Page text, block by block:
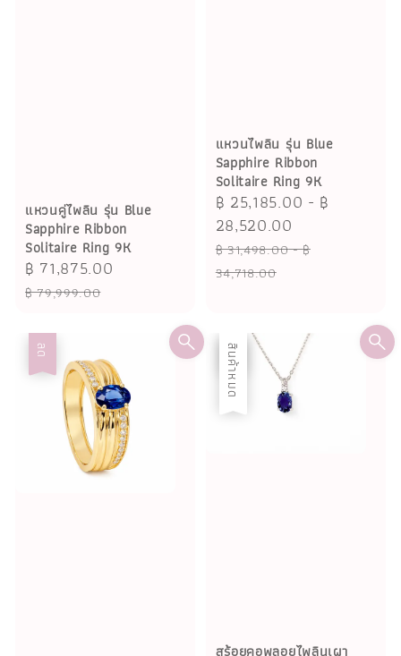
แหวนคู่ไพลิน รุ่น Blue
Sapphire Ribbon
Solitaire Ring 9K
Sale
price
฿ 71,875.00
฿ 79,999.00
แหวนไพลิน รุ่น Blue
Sapphire Ribbon
Solitaire Ring 9K
Sale
price
฿ 25,185.00 - ฿
28,520.00
Regular
price
฿ 31,498.00-฿
34,718.00
ลด ลด
สินค้าหมด
สร้อยคอพลอยไพลินเผา